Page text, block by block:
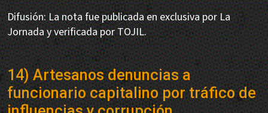
Difusión: La nota fue publicada en exclusiva por La
Jornada y verificada por TOJIL.
14) Artesanos denuncias a
funcionario capitalino por tráfico de